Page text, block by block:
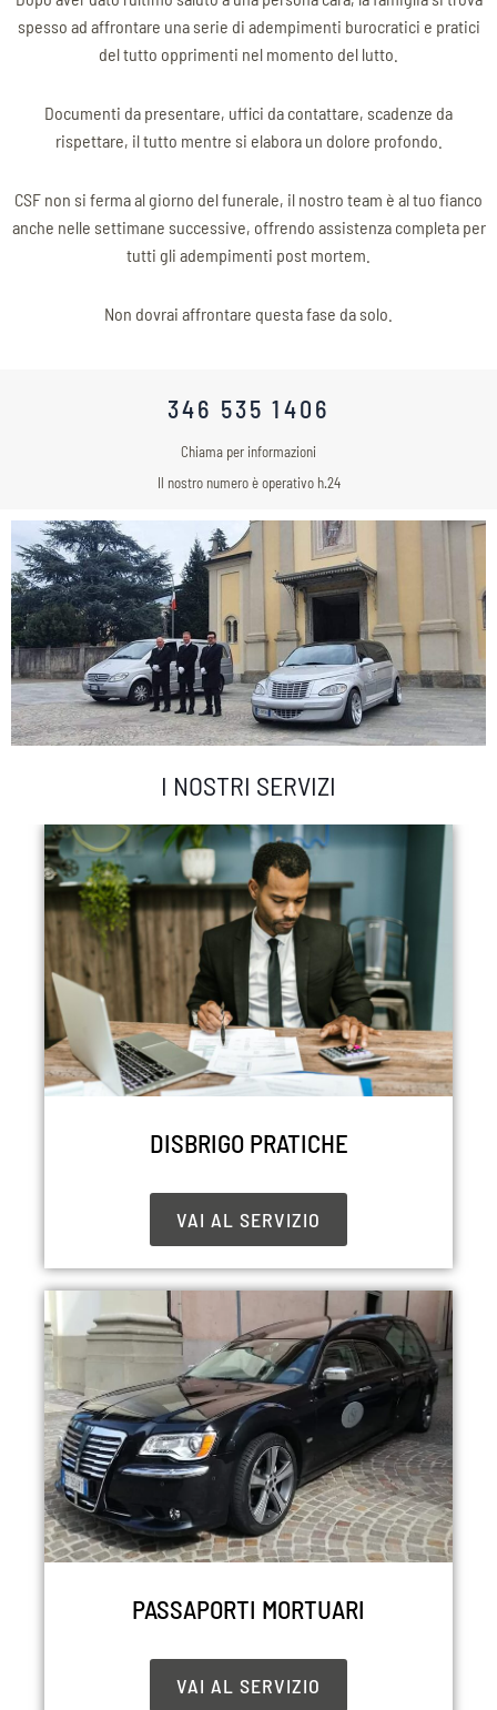
spesso ad affrontare una serie di adempimenti burocratici e pratici
del tutto opprimenti nel momento del lutto.
Documenti da presentare, uffici da contattare, scadenze da
rispettare, il tutto mentre si elabora un dolore profondo.
CSF non si ferma al giorno del funerale, il nostro team è al tuo fianco
anche nelle settimane successive, offrendo assistenza completa per
tutti gli adempimenti post mortem.
Non dovrai affrontare questa fase da solo.
346 535 1406
Chiama per informazioni
Il nostro numero è operativo h.24
I NOSTRI SERVIZI
DISBRIGO PRATICHE
VAI AL SERVIZIO
PASSAPORTI MORTUARI
VAI AL SERVIZIO